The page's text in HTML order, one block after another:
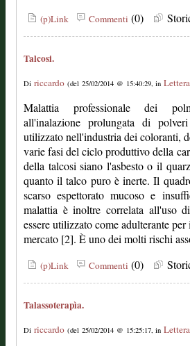
(p)Link Commenti (0)
Talcosi.
Di riccardo (del 25/02/2014 @ 15:40:29, in
Malattia professionale dei
all'inalazione prolungata di
utilizzato nell'industria dei coloranti,
varie fasi del ciclo produttivo della
della talcosi siano l'asbesto o il
quanto il talco puro è inerte. Il
scarso espettorato mucoso e
malattia è inoltre correlata all'uso
essere utilizzato come adulterante
mercato [2]. È uno dei molti rischi
(p)Link Commenti (0)
Talassoterapìa.
Di riccardo (del 25/02/2014 @ 15:25:17, in